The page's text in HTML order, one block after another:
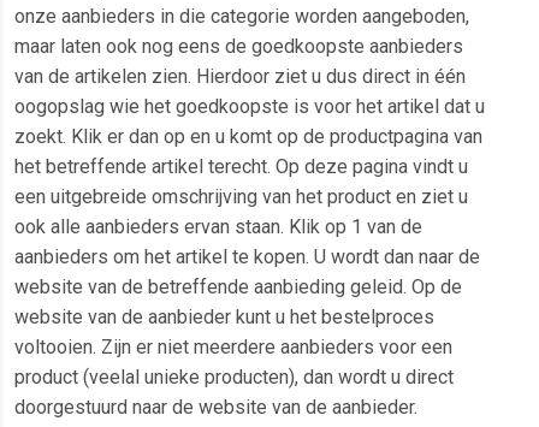
onze aanbieders in die categorie worden aangeboden,
maar laten ook nog eens de goedkoopste aanbieders
van de artikelen zien. Hierdoor ziet u dus direct in één
oogopslag wie het goedkoopste is voor het artikel dat u
zoekt. Klik er dan op en u komt op de productpagina van
het betreffende artikel terecht. Op deze pagina vindt u
een uitgebreide omschrijving van het product en ziet u
ook alle aanbieders ervan staan. Klik op 1 van de
aanbieders om het artikel te kopen. U wordt dan naar de
website van de betreffende aanbieding geleid. Op de
website van de aanbieder kunt u het bestelproces
voltooien. Zijn er niet meerdere aanbieders voor een
product (veelal unieke producten), dan wordt u direct
doorgestuurd naar de website van de aanbieder.